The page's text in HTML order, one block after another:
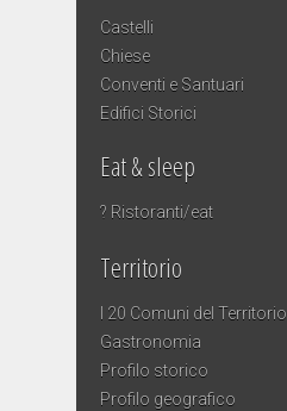
Castelli
Chiese
Conventi e Santuari
Edifici Storici
Eat & sleep
? Ristoranti/eat
Territorio
I 20 Comuni del Territorio
Gastronomia
Profilo storico
Profilo geografico